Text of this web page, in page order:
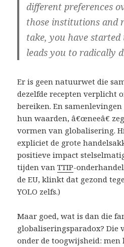
different preferences
those institutions and
take, you have
leads you to radically
Er is geen natuurwet die
dezelfde recepten verplicht
bereiken. En
hun waarden, â€œneeâ€
vormen van globalisering.
expliciet de grote
positieve impact
tijden vanTTIP-
de EU, klinkt dat gezond
YOLO zelfs.)
Maar goed, wat is dan die
globaliseringsparadox? Die
onder de toogwijsheid: men